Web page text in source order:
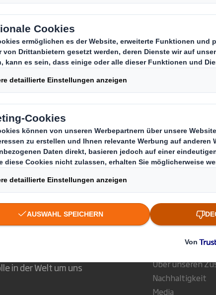
Beratungsunternehmen für Wachstumsstrategien,
Frischhalteboxen und Schrumpffolie genannt, die
können. Die fünf identifizierten Kategorien machen über
Tonnen) pro Jahr aus und werden von DS Smith als Ziele
Jetzt herunterladen
Nachhaltigkeit Führung in der Kreislaufwirtschaft
Umgestaltung des Supermarktgangs
verändernde Welt neu
erkennen, dass
in der Welt um uns
Wer wir sind
Über DS Smith
Über unseren
Nachhaltigkeit
Media